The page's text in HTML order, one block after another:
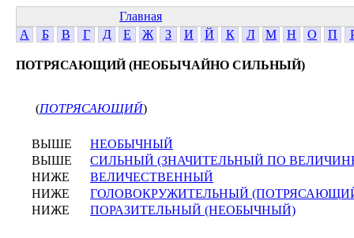
Главная
А
Б В Г Д Е Ж З И Й К Л М Н О П
ПОТРЯСАЮЩИЙ (НЕОБЫЧАЙНО СИЛЬНЫЙ)
(ПОТРЯСАЮЩИЙ)
ВЫШЕ
НЕОБЫЧНЫЙ
ВЫШЕ
СИЛЬНЫЙ (ЗНАЧИТЕЛЬНЫЙ ПО
НИЖЕ
ВЕЛИЧЕСТВЕННЫЙ
НИЖЕ
ГОЛОВОКРУЖИТЕЛЬНЫЙ
НИЖЕ
ПОРАЗИТЕЛЬНЫЙ (НЕОБЫЧНЫЙ)